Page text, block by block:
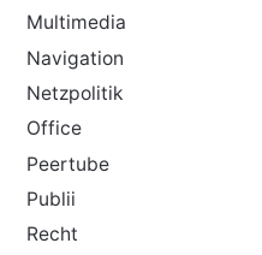
Multimedia
Navigation
Netzpolitik
Office
Peertube
Publii
Recht